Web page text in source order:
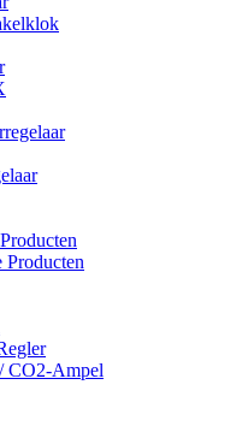
CO2-Ampel